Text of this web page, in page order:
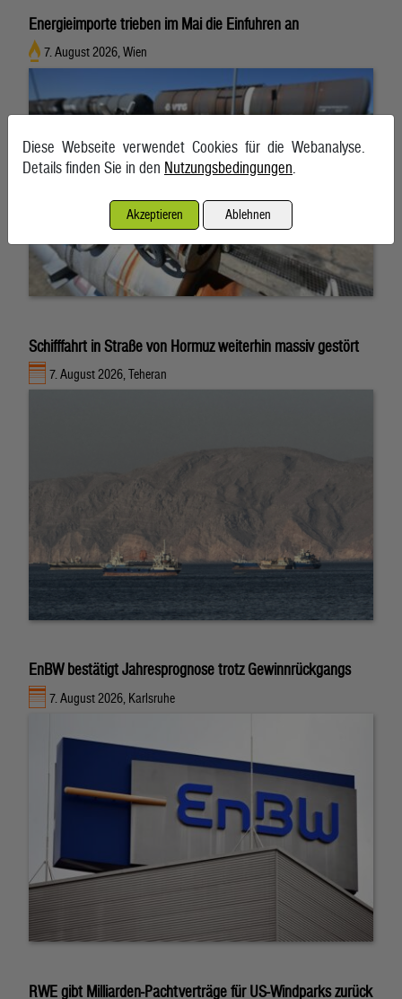
Energieimporte trieben im Mai die Einfuhren an
7. August 2026, Wien
Schifffahrt in Straße von Hormuz weiterhin massiv gestört
7. August 2026, Teheran
EnBW bestätigt Jahresprognose trotz Gewinnrückgangs
7. August 2026, Karlsruhe
RWE gibt Milliarden-Pachtverträge für US-Windparks zurück
Diese Webseite verwendet Cookies für die Webanalyse.
Details finden Sie in den Nutzungsbedingungen.
Akzeptieren Ablehnen